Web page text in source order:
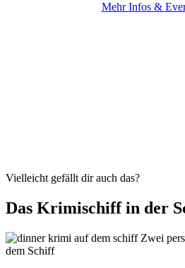
Mehr Infos &
Vielleicht gefällt dir auch das?
Das Krimischiff in der